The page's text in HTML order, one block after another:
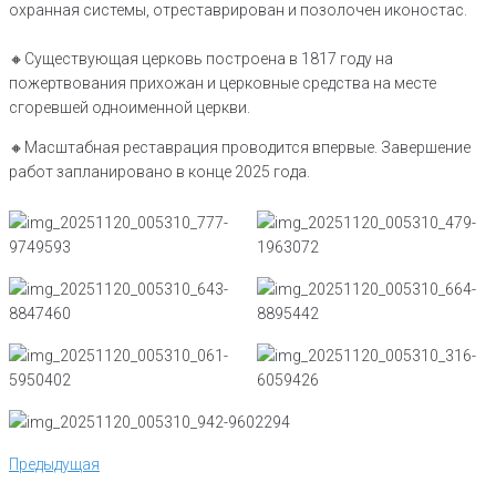
охранная системы, отреставрирован и позолочен иконостас.
🔸Существующая церковь построена в 1817 году на
пожертвования прихожан и церковные средства на месте
сгоревшей одноименной церкви.
🔸Масштабная реставрация проводится впервые. Завершение
работ запланировано в конце 2025 года.
Навигация
по
Предыдущая
Предыдущая